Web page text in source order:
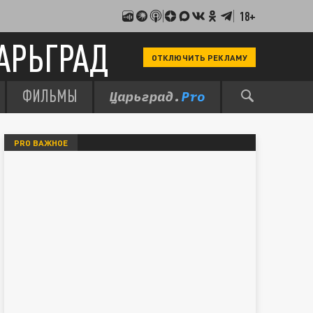
18+
ОТКЛЮЧИТЬ РЕКЛАМУ
ФИЛЬМЫ
PRO ВАЖНОЕ